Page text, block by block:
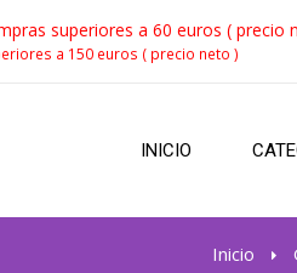
superiores a 60 euros ( precio
a 150 euros ( precio neto )
INICIO
Inicio >